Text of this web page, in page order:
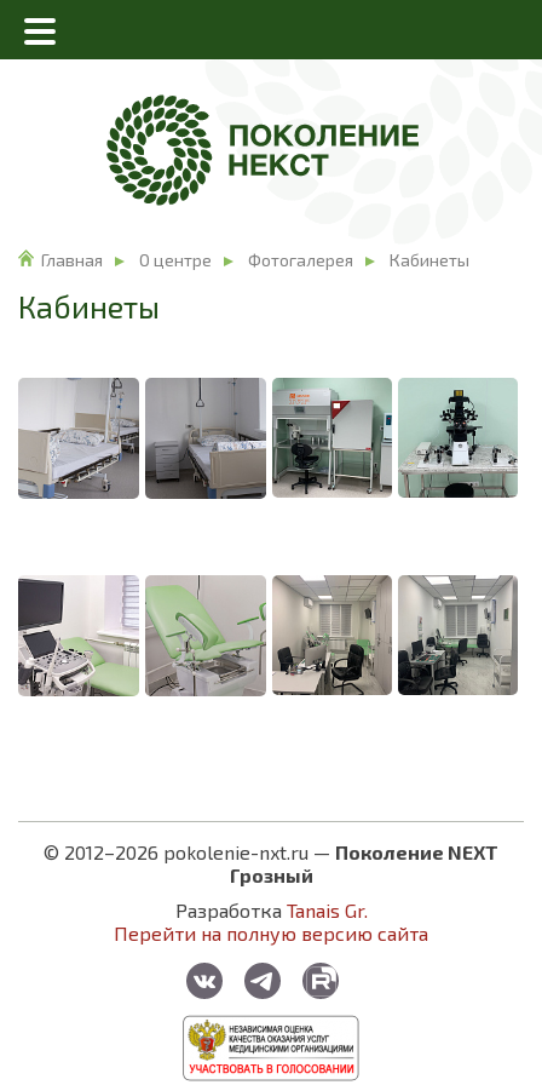
Главная О центре Фотогалерея Кабинеты
Кабинеты
© 2012–2026 pokolenie-nxt.ru — Поколение NEXT
Грозный
Разработка Tanais Gr.
Перейти на полную версию сайта